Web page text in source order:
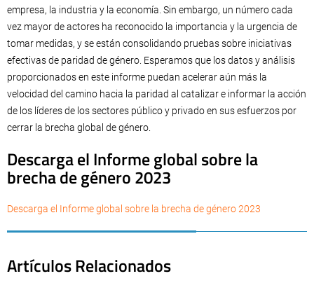
empresa, la industria y la economía. Sin embargo, un número cada
vez mayor de actores ha reconocido la importancia y la urgencia de
tomar medidas, y se están consolidando pruebas sobre iniciativas
efectivas de paridad de género. Esperamos que los datos y análisis
proporcionados en este informe puedan acelerar aún más la
velocidad del camino hacia la paridad al catalizar e informar la acción
de los líderes de los sectores público y privado en sus esfuerzos por
cerrar la brecha global de género.
Descarga el Informe global sobre la
brecha de género 2023
Descarga el Informe global sobre la brecha de género 2023
Artículos Relacionados